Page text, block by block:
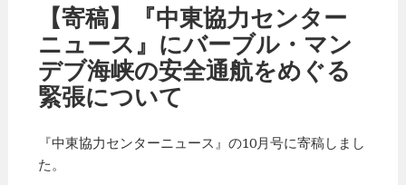
【寄稿】『中東協力センター
ニュース』にバーブル・マン
デブ海峡の安全通航をめぐる
緊張について
『中東協力センターニュース』の10月号に寄稿しまし
た。